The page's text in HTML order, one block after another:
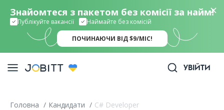
Знайомтеся з пакетом без комісії за найм!
Публікуйте вакансії Наймайте без комісій
ПОЧИНАЮЧИ ВІД $9/МІС!
УВІЙТИ
Головна / Кандидати / C# Developer